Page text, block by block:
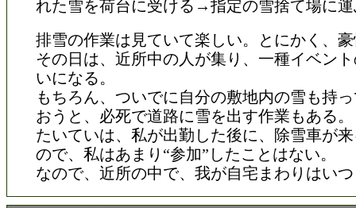
れた雪を荷台に受ける→指定の雪捨て場に
排雪の作業は見ていて楽しい。とにかく、
その日は、近所中の人が集り、一種イベン
いになる。
もちろん、ついでに自分の敷地内の雪も持
おうと、必死で道路に雪を出す作業もある。
たいていは、私が出勤した後に、除雪車が
ので、私はあまり“参加”したことはない。
なので、近所の中で、我が自宅まわりはい